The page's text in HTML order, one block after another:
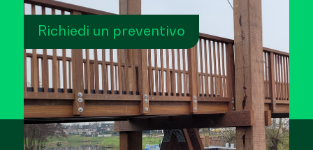
Richiedi un preventivo